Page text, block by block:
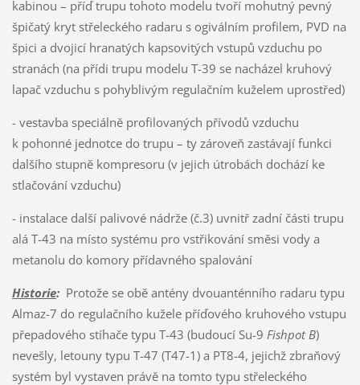
kabinou – příď trupu tohoto modelu tvoří mohutný pevný
špičatý kryt střeleckého radaru s ogiválním profilem, PVD na
špici a dvojicí hranatých kapsovitých vstupů vzduchu po
stranách (na přídi trupu modelu T-39 se nacházel kruhový
lapač vzduchu s pohyblivým regulačním kuželem uprostřed)
- vestavba speciálně profilovaných přívodů vzduchu
k pohonné jednotce do trupu – ty zároveň zastávají funkci
dalšího stupně kompresoru (v jejich útrobách dochází ke
stlačování vzduchu)
- instalace další palivové nádrže (č.3) uvnitř zadní části trupu
alá T-43 na místo systému pro vstřikování směsi vody a
metanolu do komory přídavného spalování
Historie:Protože se obě antény dvouanténního radaru typu
Almaz-7 do regulačního kužele příďového kruhového vstupu
přepadového stíhače typu T-43 (budoucí Su-9 Fishpot B)
nevešly, letouny typu T-47 (T47-1) a PT8-4, jejichž zbraňový
systém byl vystaven právě na tomto typu střeleckého